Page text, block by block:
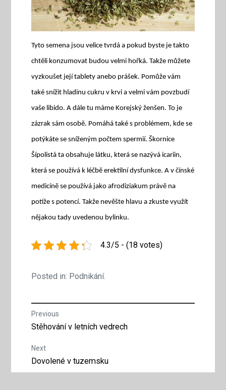
Tyto semena jsou velice tvrdá a pokud byste je takto
chtěli konzumovat budou velmi hořká. Takže můžete
vyzkoušet její tablety anebo prášek. Pomůže vám
také snížit hladinu cukru v krvi a velmi vám povzbudí
vaše libido. A dále tu máme Korejský ženšen. To je
zázrak sám osobě. Pomáhá také s problémem, kde se
potýkáte se sníženým počtem spermií. Škornice
Šípolistá ta obsahuje látku, která se nazývá icariin,
která se používá k léčbě erektilní dysfunkce. A v čínské
medicíně se používá jako afrodiziakum právě na
potíže s potencí. Takže nevěšte hlavu a zkuste využít
nějakou tady uvedenou bylinku.
4.3/5 - (18 votes)
Posted in: Podnikání.
Navigace
pro
příspěvek
Previous
Previous
Stěhování v letních vedrech
Next
Next
post:
Dovolené v tuzemsku